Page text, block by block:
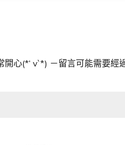
心(*‘ v`*) －留言可能需要經